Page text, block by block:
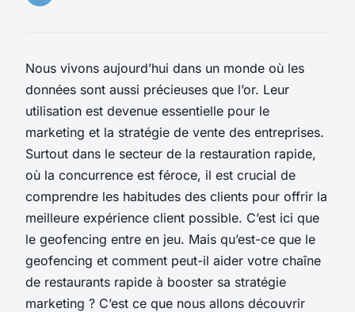
Nous vivons aujourd’hui dans un monde où les
données sont aussi précieuses que l’or. Leur
utilisation est devenue essentielle pour le
marketing et la stratégie de vente des entreprises.
Surtout dans le secteur de la restauration rapide,
où la concurrence est féroce, il est crucial de
comprendre les habitudes des clients pour offrir la
meilleure expérience client possible. C’est ici que
le geofencing entre en jeu. Mais qu’est-ce que le
geofencing et comment peut-il aider votre chaîne
de restaurants rapide à booster sa stratégie
marketing ? C’est ce que nous allons découvrir